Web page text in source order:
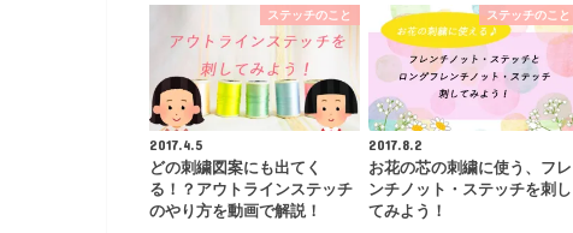
ステッチのこと
2017.4.5
どの刺繍図案にも出てく
る！？アウトラインステッチ
のやり方を動画で解説！
ステッチのこと
2017.8.2
お花の芯の刺繍に使う、フレ
ンチノット・ステッチを刺し
てみよう！